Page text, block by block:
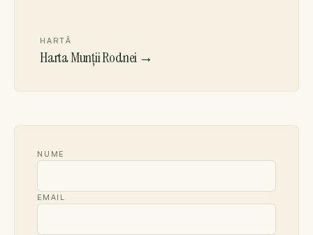
HARTĂ
Harta Munții Rodnei →
NUME
EMAIL